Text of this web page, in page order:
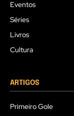
Eventos
Séries
Livros
Cultura
ARTIGOS
Primeiro Gole